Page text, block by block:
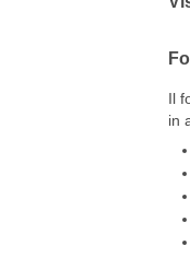
Il
in